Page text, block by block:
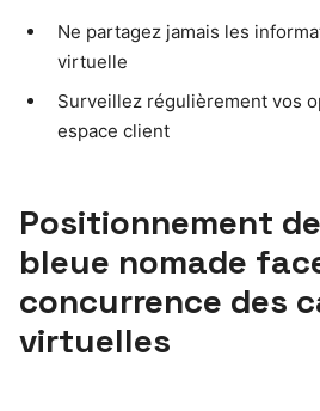
Ne partagez jamais les
virtuelle
Surveillez régulièrement vos
espace client
Positionnement
bleue nomade
concurrence des
virtuelles